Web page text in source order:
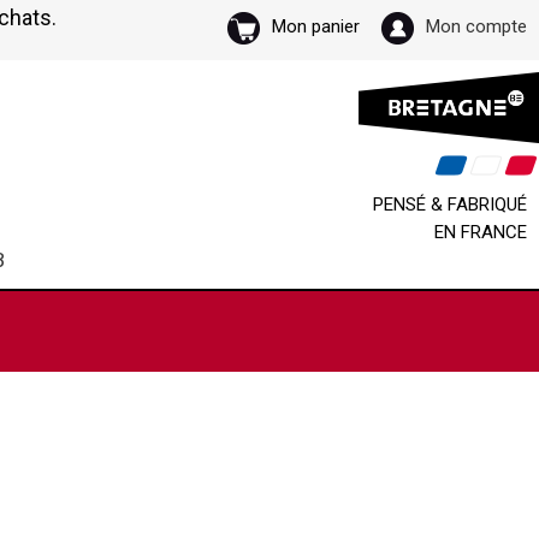
Mon panier Mon compte
PENSÉ & FABRIQUÉ
EN FRANCE